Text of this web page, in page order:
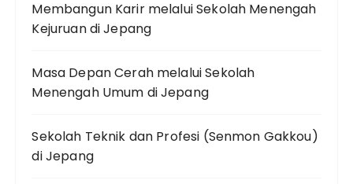
Membangun Karir melalui Sekolah Menengah
Kejuruan di Jepang
Masa Depan Cerah melalui Sekolah
Menengah Umum di Jepang
Sekolah Teknik dan Profesi (Senmon Gakkou)
di Jepang